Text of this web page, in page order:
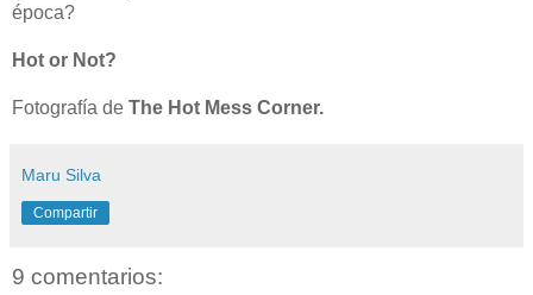
época?
Hot or Not?
Fotografía de The Hot Mess Corner.
Maru Silva
Compartir
9 comentarios: